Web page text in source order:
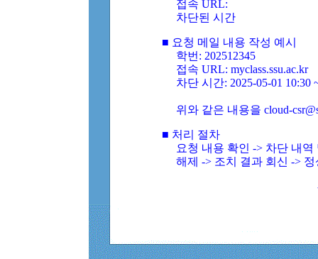
접속 URL:
차단된 시간
■ 요청 메일 내용 작성 예시
학번: 202512345
접속 URL: myclass.ssu.ac.kr
차단 시간: 2025-05-01 10:30
위와 같은 내용을 cloud-
■ 처리 절차
요청 내용 확인 -> 차단 내
해제 -> 조치 결과 회신 ->